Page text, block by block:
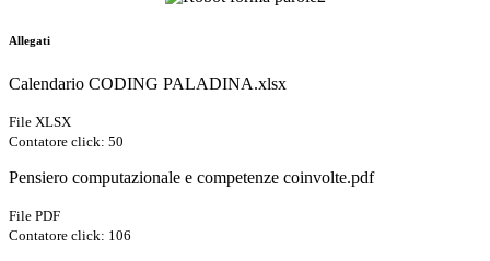
Allegati
Calendario CODING PALADINA.xlsx
File XLSX
Contatore click: 50
Pensiero computazionale e competenze coinvolte.pdf
File PDF
Contatore click: 106